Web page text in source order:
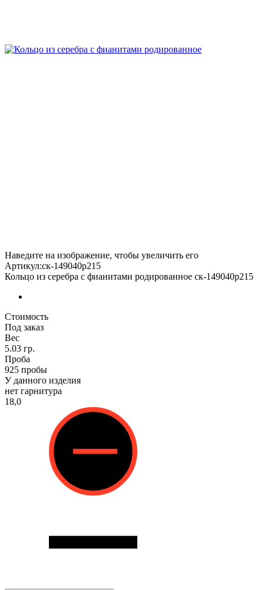
Наведите на изображение, чтобы увеличить его
Артикул:ск-149040р215
Кольцо из серебра с фианитами родированное ск-149040р215
Стоимость
Под заказ
Вес
5.03 гр.
Проба
925 пробы
У данного изделия
нет гарнитура
18,0